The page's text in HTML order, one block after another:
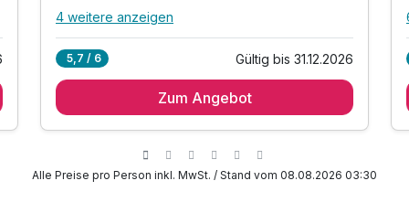
Alle Inklusivleistungen
1 x reichhaltiges Frühstück vom Buffet
1 Flasche Mineralwasser bei Anreise
4 weitere anzeigen
5,7 / 6 Gültig bis 31.12.2026
Zum Angebot
Alle Preise pro Person inkl. MwSt. / Stand vom 08.08.2026 03:30